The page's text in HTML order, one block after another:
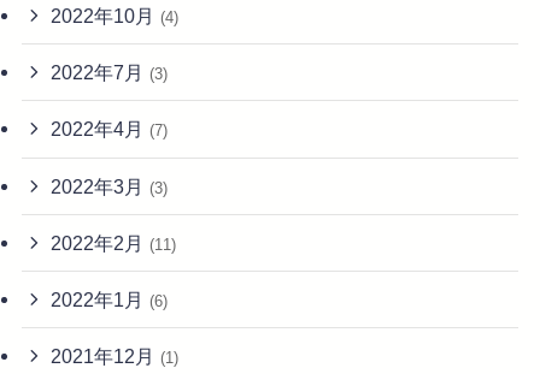
2022年10月 (4)
2022年7月 (3)
2022年4月 (7)
2022年3月 (3)
2022年2月 (11)
2022年1月 (6)
2021年12月 (1)